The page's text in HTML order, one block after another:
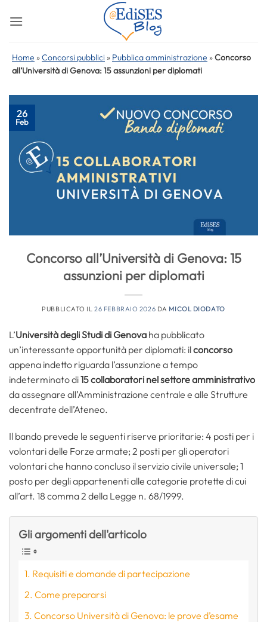
Home »Concorsi pubblici » Pubblica amministrazione »Concorso
all’Università di Genova: 15 assunzioni per diplomati
26
Feb
Concorso all’Università di Genova: 15
assunzioni per diplomati
PUBBLICATO IL26 FEBBRAIO 2026 DA MICOL DIODATO
L’Università degli Studi di Genova ha pubblicato
un’interessante opportunità per diplomati: ilconcorso
appena indetto riguarda l’assunzione a tempo
indeterminato di15 collaboratori nel settore amministrativo
da assegnare all’Amministrazione centrale e alle Strutture
decentrate dell’Ateneo.
Il bando prevede le seguenti riserve prioritarie: 4 posti per i
volontari delle Forze armate; 2 posti per gli operatori
volontari che hanno concluso il servizio civile universale; 1
posto per degli appartenenti alle categorie protette di cui
all’art. 18 comma 2 della Legge n. 68/1999.
Gli argomenti dell'articolo
Requisiti e domande di partecipazione
Come prepararsi
Concorso Università di Genova: le prove d’esame